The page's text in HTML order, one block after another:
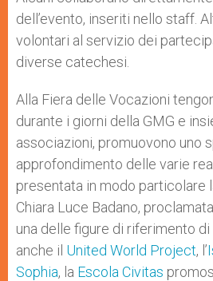
dell’evento, inseriti nello staff.
volontari al servizio dei
diverse catechesi.
Alla Fiera delle Vocazioni
durante i giorni della GMG e
associazioni, promuovono uno
approfondimento delle varie
presentata in modo particolare
Chiara Luce Badano,
una delle figure di riferimento di
anche il United World Project, l’
Sophia, la Escola Civitas